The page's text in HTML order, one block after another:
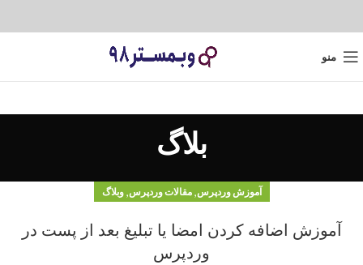
منو
بلاگ
آموزش وردپرس,مقالات وردپرس,وبلاگ
آموزش اضافه کردن امضا یا تبلیغ بعد از پست در
وردپرس